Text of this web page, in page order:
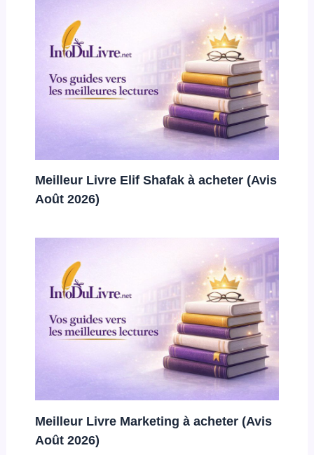
Meilleur Livre Elif Shafak à acheter (Avis
Août 2026)
Meilleur Livre Marketing à acheter (Avis
Août 2026)